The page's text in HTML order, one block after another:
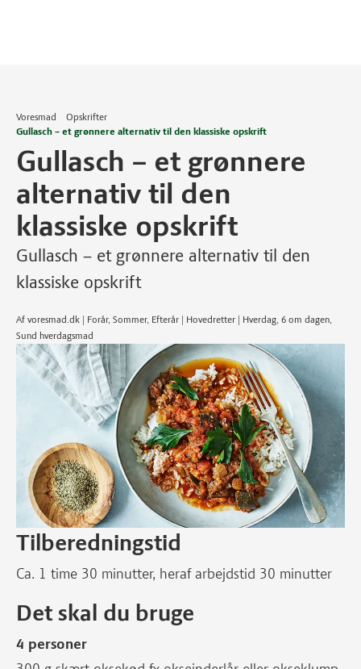
Voresmad
Opskrifter
Gullasch – et grønnere alternativ til den klassiske opskrift
Gullasch – et grønnere
alternativ til den
klassiske opskrift
Gullasch – et grønnere alternativ til den
klassiske opskrift
Af voresmad.dk | Forår, Sommer, Efterår | Hovedretter | Hverdag, 6 om dagen,
Sund hverdagsmad
Tilberedningstid
Ca. 1 time 30 minutter, heraf arbejdstid 30 minutter
Det skal du bruge
4 personer